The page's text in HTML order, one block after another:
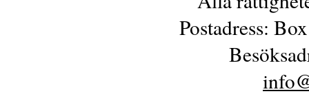
Postadress: